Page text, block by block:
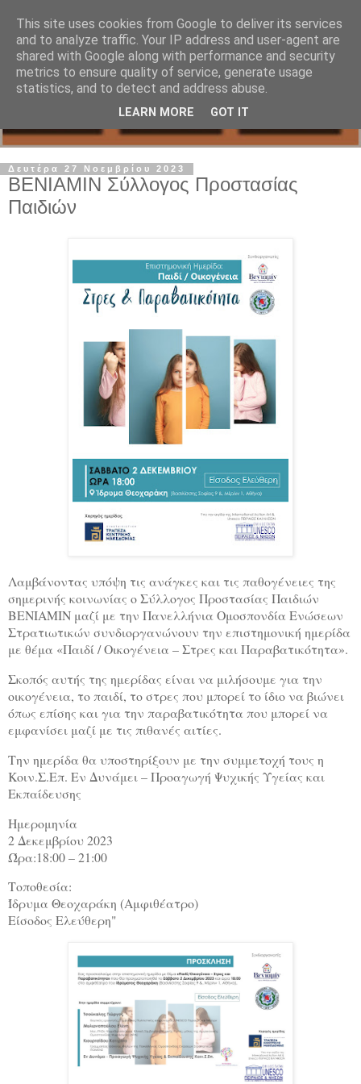
Δευτέρα 27 Νοεμβρίου 2023
BENIAMIN Σύλλογος Προστασίας
Παιδιών
Λαμβάνοντας υπόψη τις ανάγκες και τις παθογένειες της
σημερινής κοινωνίας ο Σύλλογος Προστασίας Παιδιών
ΒΕΝΙΑΜΙΝ μαζί με την Πανελλήνια Ομοσπονδία Ενώσεων
Στρατιωτικών συνδιοργανώνουν την επιστημονική ημερίδα
με θέμα «Παιδί / Οικογένεια – Στρες και Παραβατικότητα».
Σκοπός αυτής της ημερίδας είναι να μιλήσουμε για την
οικογένεια, το παιδί, το στρες που μπορεί το ίδιο να βιώνει
όπως επίσης και για την παραβατικότητα που μπορεί να
εμφανίσει μαζί με τις πιθανές αιτίες.
Την ημερίδα θα υποστηρίξουν με την συμμετοχή τους η
Κοιν.Σ.Επ. Εν Δυνάμει – Προαγωγή Ψυχικής Υγείας και
Εκπαίδευσης
Ημερομηνία
2 Δεκεμβρίου 2023
Ώρα:18:00 – 21:00
Τοποθεσία:
Ίδρυμα Θεοχαράκη (Αμφιθέατρο)
Είσοδος Ελεύθερη"
This site uses cookies from Google to deliver its services
and to analyze traffic. Your IP address and user-agent are
shared with Google along with performance and security
metrics to ensure quality of service, generate usage
statistics, and to detect and address abuse.
LEARN MORE GOT IT